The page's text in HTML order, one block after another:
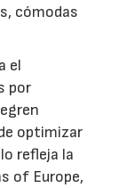
cómodas
el
por
optimizar
refleja la
of Europe,